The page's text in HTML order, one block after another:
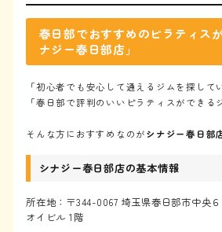
春日部でおすすめのピラティス
ナジー春日部店」
「初心者でも安心して通えるジムを探して
「春日部で評判のいいピラティスができる
そんな方におすすめなのがシナジー春日部
シナジー春日部店の基本情報
所在地：〒344-0067 埼玉県春日部市中央
オイビル 1階